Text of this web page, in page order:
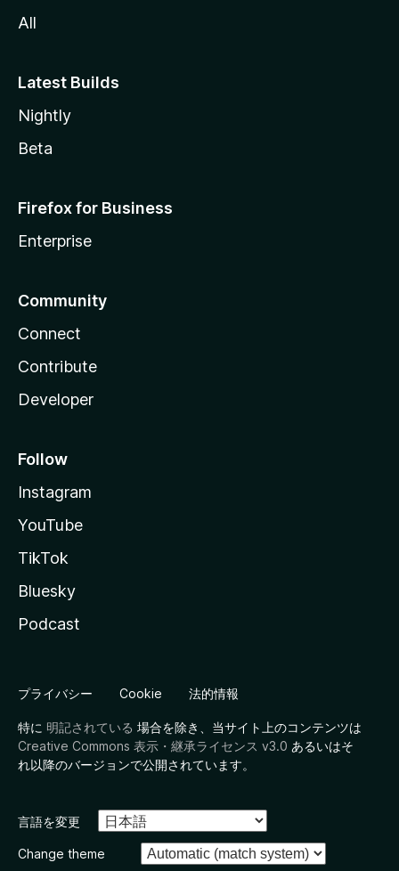
All
Latest Builds
Nightly
Beta
Firefox for Business
Enterprise
Community
Connect
Contribute
Developer
Follow
Instagram
YouTube
TikTok
Bluesky
Podcast
プライバシー Cookie 法的情報
特に 明記されている 場合を除き、当サイト上のコンテンツは
Creative Commons 表示・継承ライセンス v3.0 あるいはそ
れ以降のバージョンで公開されています。
言語を変更
Change theme